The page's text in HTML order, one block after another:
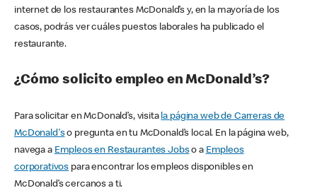
internet de los restaurantes McDonald’s y, en la mayoría de los
casos, podrás ver cuáles puestos laborales ha publicado el
restaurante.
¿Cómo solicito empleo en McDonald’s?
Para solicitar en McDonald’s, visita la página web de Carreras de
McDonald'so pregunta en tu McDonald’s local. En la página web,
navega a Empleos en Restaurantes Jobso a Empleos
corporativos para encontrar los empleos disponibles en
McDonald’s cercanos a ti.